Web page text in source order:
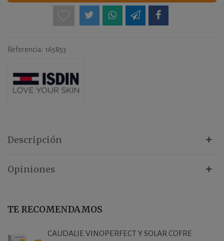
Referencia: 165853
Descripción
Opiniones
TE RECOMENDAMOS
CAUDALIE VINOPERFECT Y SOLAR COFRE